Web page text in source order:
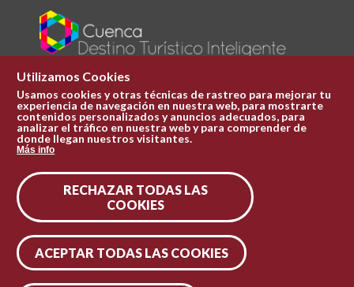
Plaza Mayor 1
969 241 051
ofi.turismo@cuenca.es
Síguenos en las redes
Utilizamos Cookies
Usamos cookies y otras técnicas de rastreo para mejorar tu
experiencia de navegación en nuestra web, para mostrarte
contenidos personalizados y anuncios adecuados, para
analizar el tráfico en nuestra web y para comprender de
donde llegan nuestros visitantes.
Más info
RECHAZAR TODAS LAS
COOKIES
ACEPTAR TODAS LAS COOKIES